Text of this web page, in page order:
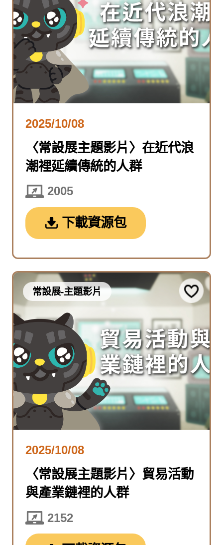
2025/10/08
〈常設展主題影片〉在近代浪
潮裡延續傳統的人群
2005
下載資源包
常設展-主題影片
2025/10/08
〈常設展主題影片〉貿易活動
與產業鏈裡的人群
2152